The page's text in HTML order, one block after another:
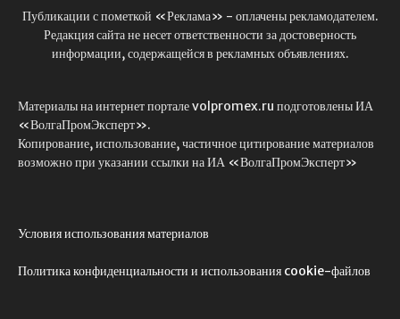
Публикации с пометкой «Реклама» - оплачены рекламодателем.
Редакция сайта не несет ответственности за достоверность
информации, содержащейся в рекламных объявлениях.
Материалы на интернет портале volpromex.ru подготовлены ИА
«ВолгаПромЭксперт».
Копирование, использование, частичное цитирование материалов
возможно при указании ссылки на ИА «ВолгаПромЭксперт»
Условия использования материалов
Политика конфиденциальности и использования cookie-файлов